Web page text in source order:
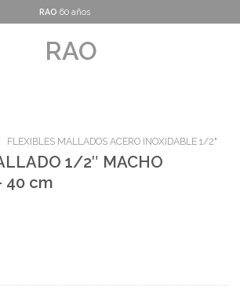
RAO 60 años
FLEXIBLES MALLADOS ACERO INOXIDABLE 1/2"
1/2″ MACHO
40 cm